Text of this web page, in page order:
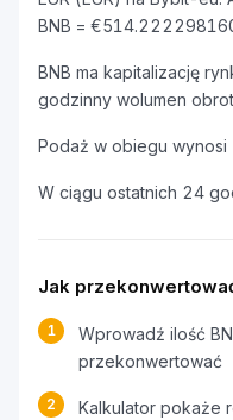
BNB =
BNB ma kapitalizację
godzinny wolumen
Podaż w obiegu wynosi
W ciągu ostatnich 24
Jak
1
Wprowadź ilość
przekonwertować
2 Kalkulator pokaże